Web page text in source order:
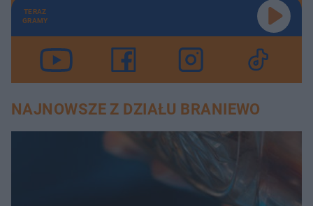
TERAZ
GRAMY
NAJNOWSZE Z DZIAŁU BRANIEWO